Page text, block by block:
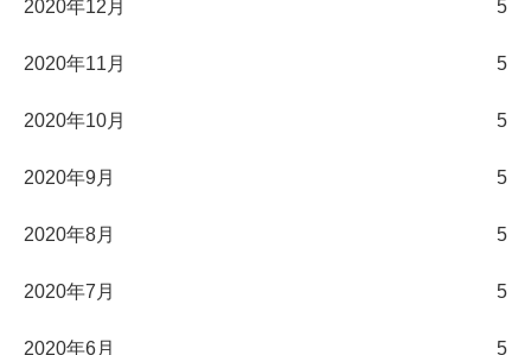
2020年12月 5
2020年11月 5
2020年10月 5
2020年9月 5
2020年8月 5
2020年7月 5
2020年6月 5